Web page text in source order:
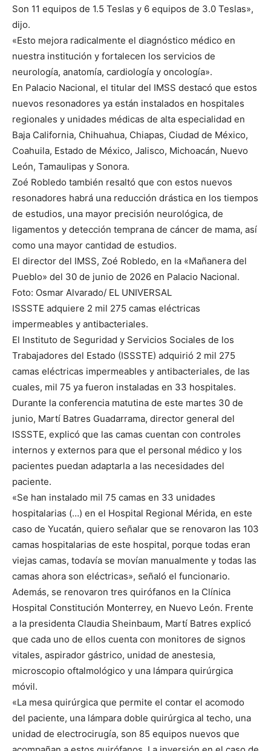
Son 11 equipos de 1.5 Teslas y 6 equipos de 3.0 Teslas»,
dijo.
«Esto mejora radicalmente el diagnóstico médico en
nuestra institución y fortalecen los servicios de
neurología, anatomía, cardiología y oncología».
En Palacio Nacional, el titular del IMSS destacó que estos
nuevos resonadores ya están instalados en hospitales
regionales y unidades médicas de alta especialidad en
Baja California, Chihuahua, Chiapas, Ciudad de México,
Coahuila, Estado de México, Jalisco, Michoacán, Nuevo
León, Tamaulipas y Sonora.
Zoé Robledo también resaltó que con estos nuevos
resonadores habrá una reducción drástica en los tiempos
de estudios, una mayor precisión neurológica, de
ligamentos y detección temprana de cáncer de mama, así
como una mayor cantidad de estudios.
El director del IMSS, Zoé Robledo, en la «Mañanera del
Pueblo» del 30 de junio de 2026 en Palacio Nacional.
Foto: Osmar Alvarado/ EL UNIVERSAL
ISSSTE adquiere 2 mil 275 camas eléctricas
impermeables y antibacteriales.
El Instituto de Seguridad y Servicios Sociales de los
Trabajadores del Estado (ISSSTE) adquirió 2 mil 275
camas eléctricas impermeables y antibacteriales, de las
cuales, mil 75 ya fueron instaladas en 33 hospitales.
Durante la conferencia matutina de este martes 30 de
junio, Martí Batres Guadarrama, director general del
ISSSTE, explicó que las camas cuentan con controles
internos y externos para que el personal médico y los
pacientes puedan adaptarla a las necesidades del
paciente.
«Se han instalado mil 75 camas en 33 unidades
hospitalarias (…) en el Hospital Regional Mérida, en este
caso de Yucatán, quiero señalar que se renovaron las 103
camas hospitalarias de este hospital, porque todas eran
viejas camas, todavía se movían manualmente y todas las
camas ahora son eléctricas», señaló el funcionario.
Además, se renovaron tres quirófanos en la Clínica
Hospital Constitución Monterrey, en Nuevo León. Frente
a la presidenta Claudia Sheinbaum, Martí Batres explicó
que cada uno de ellos cuenta con monitores de signos
vitales, aspirador gástrico, unidad de anestesia,
microscopio oftalmológico y una lámpara quirúrgica
móvil.
«La mesa quirúrgica que permite el contar el acomodo
del paciente, una lámpara doble quirúrgica al techo, una
unidad de electrocirugía, son 85 equipos nuevos que